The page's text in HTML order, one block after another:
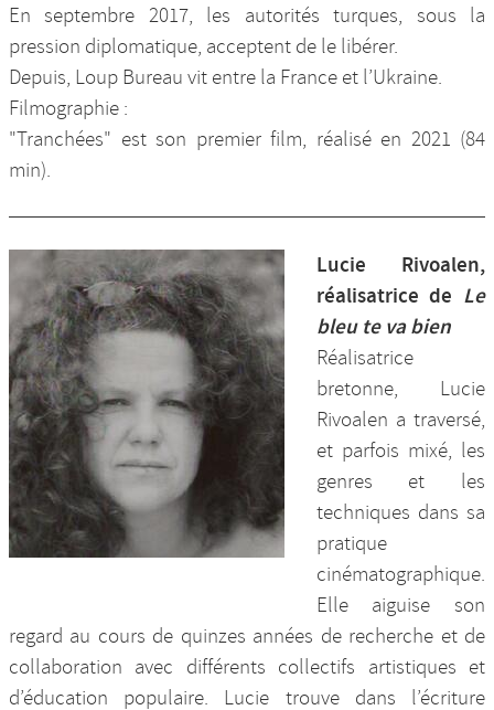
En septembre 2017, les autorités turques, sous la
pression diplomatique, acceptent de le libérer.
Depuis, Loup Bureau vit entre la France et l’Ukraine.
Filmographie :
"Tranchées" est son premier film, réalisé en 2021 (84
min).
Lucie Rivoalen,
réalisatrice de Le
bleu te va bien
Réalisatrice
bretonne, Lucie
Rivoalen a traversé,
et parfois mixé, les
genres et les
techniques dans sa
pratique
cinématographique.
Elle aiguise son
regard au cours de quinzes années de recherche et de
collaboration avec différents collectifs artistiques et
d’éducation populaire. Lucie trouve dans l’écriture